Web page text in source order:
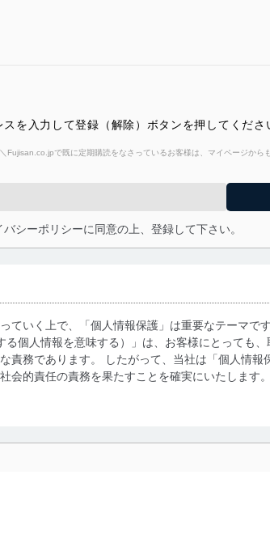
を入力して登録（解除）ボタンを押してくださ
で既に定期購読をなさっているお客様は、マイページから
バシーポリシーに同意の上、登録して下さい。
ていく上で、「個人情報保護」は重要なテーマで
個人情報を意味する）」は、お客様にとっても
責務であります。 したがって、当社は「個人情報
会的責任の責務を果たすことを確実にいたします。
その利用目的を明確にし、本人の同意を得たうえ